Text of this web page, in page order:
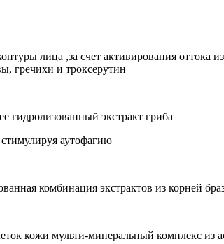
лица ,за счет активирования
гречихи и троксерутин
гидролизованный экстракт гриба
аутофагию
комбинация экстрактов из корней
кожи мульти-минеральный комплекс из